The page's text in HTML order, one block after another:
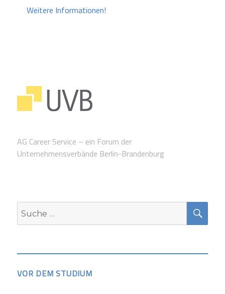
Weitere Informationen!
AG Career Service – ein Forum der
Unternehmensverbände Berlin-Brandenburg
Suche
nach:
VOR DEM STUDIUM